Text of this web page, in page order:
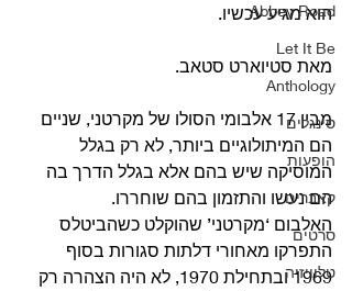
Abbey Road
Let It Be
Anthology
סינגלים
הופעות
קאברים
סרטים
טלוויזיה
הוא מגיע עכשיו.
מאת סטיוארט סטאב.
מבין 17 אלבומי הסולו של מקרטני, שניים
הם המיתולוגיים ביותר, לא רק בגלל
המוסיקה שיש בהם אלא בגלל הדרך בה
הם נעשו והתזמון בהם שוחררו.
האלבום ‘מקרטני’ שהוקלט כשהביטלס
התפרקו מאחורי דלתות סגורות בסוף
1969 ובתחילת 1970, לא היה הצהרה רק